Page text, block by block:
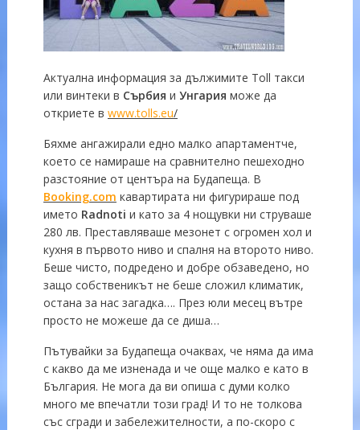
Актуална информация за дължимите Toll такси
или винтеки в Сърбия и Унгария може да
откриете в www.tolls.eu/
Бяхме ангажирали едно малко апартаментче,
което се намираше на сравнително пешеходно
разстояние от центъра на Будапеща. В
Booking.com кавартирата ни фигурираше под
името Radnoti и като за 4 нощувки ни струваше
280 лв. Преставляваше мезонет с огромен хол и
кухня в първото ниво и спалня на второто ниво.
Беше чисто, подредено и добре обзаведено, но
защо собственикът не беше сложил климатик,
остана за нас загадка…. През юли месец вътре
просто не можеше да се диша…
Пътувайки за Будапеща очаквах, че няма да има
с какво да ме изненада и че още малко е като в
България. Не мога да ви опиша с думи колко
много ме впечатли този град! И то не толкова
със сгради и забележителности, а по-скоро с